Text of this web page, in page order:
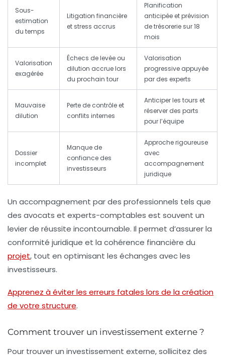
Sous-
estimation
du temps
Litigation financière
et stress accrus
Planification
anticipée et prévision
de trésorerie sur 18
mois
Valorisation
exagérée
Échecs de levée ou
dilution accrue lors
du prochain tour
Valorisation
progressive appuyée
par des experts
Mauvaise
dilution
Perte de contrôle et
conflits internes
Anticiper les tours et
réserver des parts
pour l’équipe
Dossier
incomplet
Manque de
confiance des
investisseurs
Approche rigoureuse
avec
accompagnement
juridique
Un accompagnement par des professionnels tels que
des avocats et experts-comptables est souvent un
levier de réussite incontournable. Il permet d’assurer la
conformité juridique et la cohérence financière du
projet, tout en optimisant les échanges avec les
investisseurs.
Apprenez à éviter les erreurs fatales lors de la création
de votre structure.
Comment trouver un investissement externe ?
Pour trouver un investissement externe, sollicitez des